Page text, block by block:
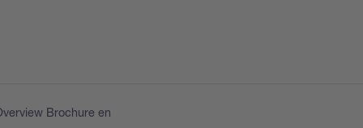
Brochure en